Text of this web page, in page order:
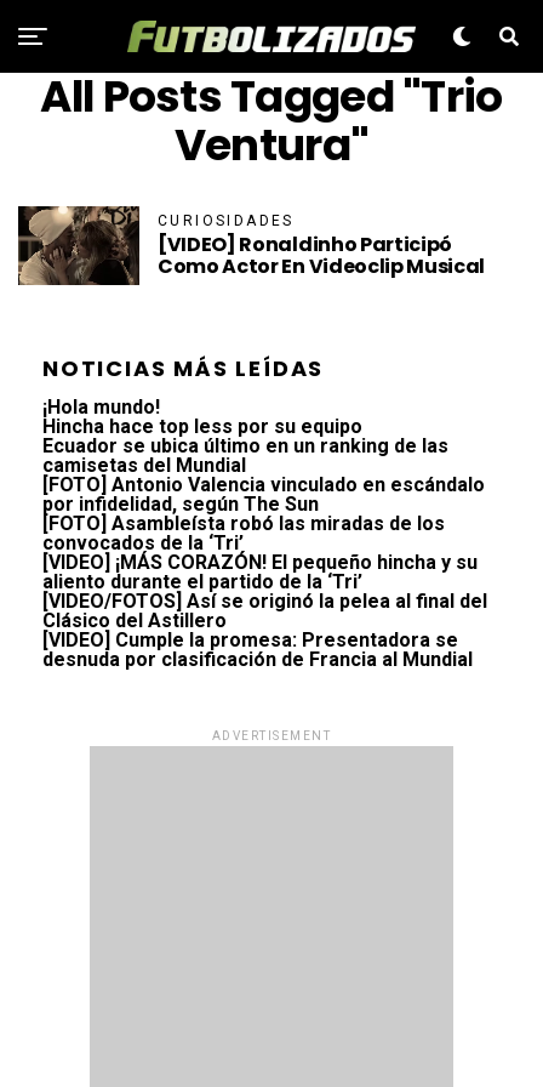
All Posts Tagged "Trio
Ventura"
CURIOSIDADES
[VIDEO] Ronaldinho Participó
Como Actor En Videoclip Musical
NOTICIAS MÁS LEÍDAS
¡Hola mundo!
Hincha hace top less por su equipo
Ecuador se ubica último en un ranking de las
camisetas del Mundial
[FOTO] Antonio Valencia vinculado en escándalo
por infidelidad, según The Sun
[FOTO] Asambleísta robó las miradas de los
convocados de la ‘Tri’
[VIDEO] ¡MÁS CORAZÓN! El pequeño hincha y su
aliento durante el partido de la ‘Tri’
[VIDEO/FOTOS] Así se originó la pelea al final del
Clásico del Astillero
[VIDEO] Cumple la promesa: Presentadora se
desnuda por clasificación de Francia al Mundial
ADVERTISEMENT